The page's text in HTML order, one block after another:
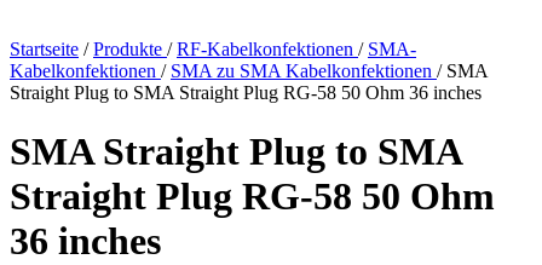
Startseite / Produkte / RF-Kabelkonfektionen / SMA-
Kabelkonfektionen / SMA zu SMA Kabelkonfektionen / SMA
Straight Plug to SMA Straight Plug RG-58 50 Ohm 36 inches
SMA Straight Plug to SMA
Straight Plug RG-58 50 Ohm
36 inches